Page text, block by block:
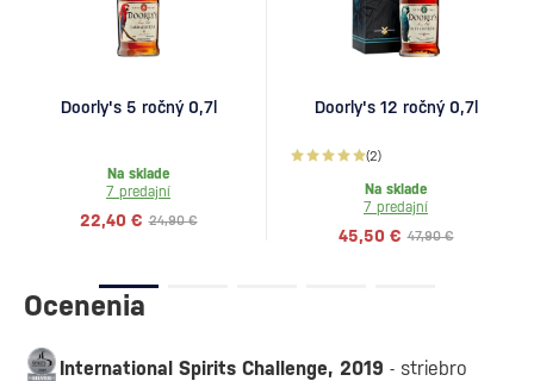
Doorly's 5 ročný 0,7l
Na sklade
7 predajní
24,90 €
22,40 €
Doorly's 12 ročný 0,7l
(2)
Na sklade
7 predajní
47,90 €
45,50 €
Ocenenia
International Spirits Challenge, 2019 - striebro